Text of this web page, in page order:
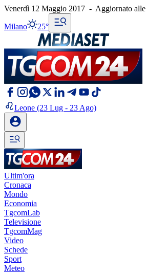
Venerdì 12 Maggio 2017 - Aggiornato alle
Milano 25°
Leone (23 Lug - 23 Ago)
Ultim'ora
Cronaca
Mondo
Economia
TgcomLab
Televisione
TgcomMag
Video
Schede
Sport
Meteo